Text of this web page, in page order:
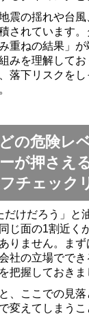
震の揺れや台
されています
重ねの結果」
みを理解してお
落下リスクを
の危険レ
が押さえ
チェック
だけだろう」と
じ面の1割近く
りません。ま
社の立場でで
把握しておきま
、ここでの見
変えてしまうこ